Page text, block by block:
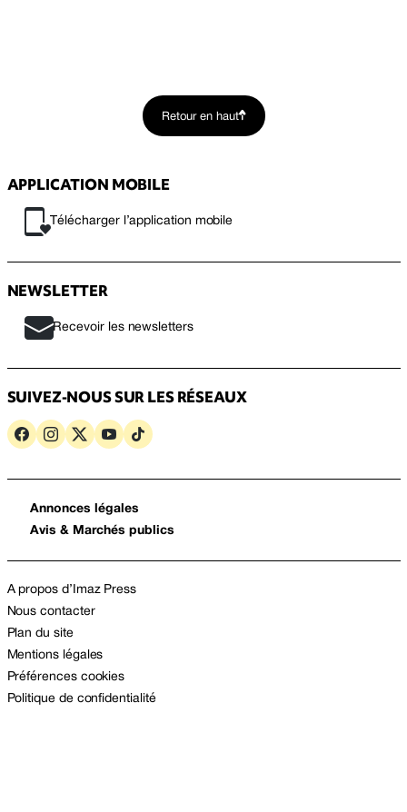
Retour en haut
APPLICATION MOBILE
Télécharger l’application mobile
NEWSLETTER
Recevoir les newsletters
SUIVEZ-NOUS SUR LES RÉSEAUX
Annonces légales
Avis & Marchés publics
A propos d’Imaz Press
Nous contacter
Plan du site
Mentions légales
Préférences cookies
Politique de confidentialité